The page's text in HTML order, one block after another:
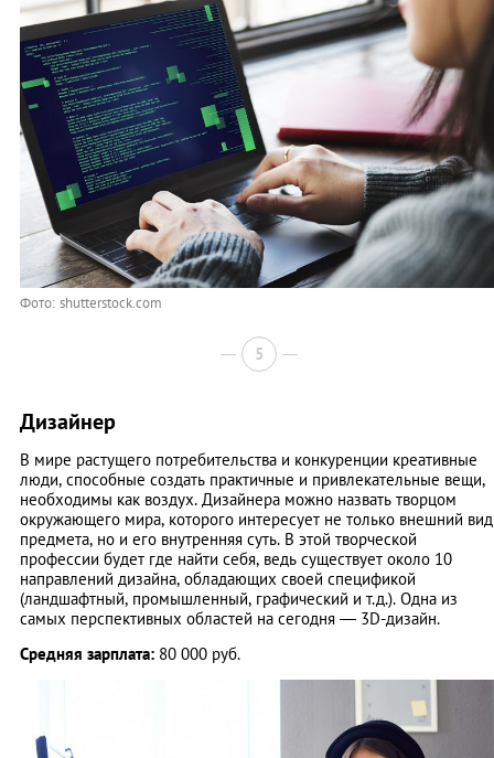
Фото: shutterstock.com
5
Дизайнер
В мире растущего потребительства и конкуренции креативные
люди, способные создать практичные и привлекательные вещи,
необходимы как воздух. Дизайнера можно назвать творцом
окружающего мира, которого интересует не только внешний вид
предмета, но и его внутренняя суть. В этой творческой
профессии будет где найти себя, ведь существует около 10
направлений дизайна, обладающих своей спецификой
(ландшафтный, промышленный, графический и т.д.). Одна из
самых перспективных областей на сегодня — 3D-дизайн.
Средняя зарплата: 80 000 руб.